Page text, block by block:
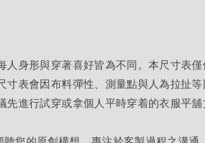
人身形與穿著喜好皆為不同。本尺寸表僅
寸表會因布料彈性、測量點與人為拉扯
先進行試穿或拿個人平時穿着的衣服平